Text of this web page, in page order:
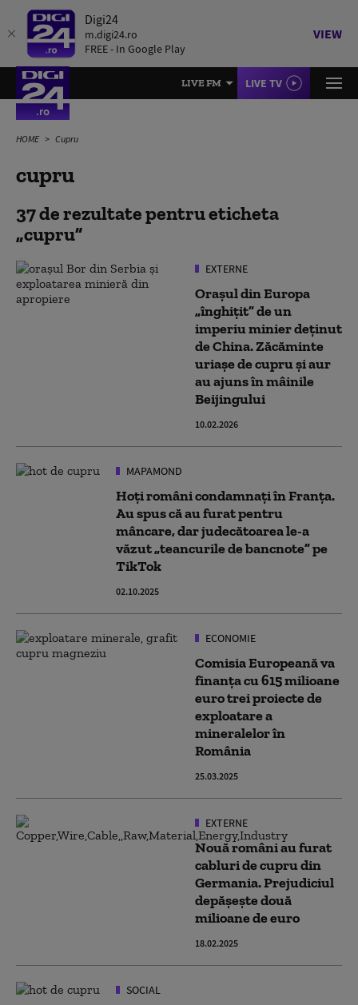
Digi24
m.digi24.ro
FREE - In Google Play
VIEW
LIVE FM LIVE TV
HOME Cupru
cupru
37 de rezultate pentru eticheta
cupru
EXTERNE
Orașul din Europa
„înghițit” de un
imperiu minier deținut
de China. Zăcăminte
uriașe de cupru și aur
au ajuns în mâinile
Beijingului
10.02.2026
MAPAMOND
Hoţi români condamnaţi în Franţa.
Au spus că au furat pentru
mâncare, dar judecătoarea le-a
văzut „teancurile de bancnote” pe
TikTok
02.10.2025
ECONOMIE
Comisia Europeană va
finanţa cu 615 milioane
euro trei proiecte de
exploatare a
mineralelor în
România
25.03.2025
EXTERNE
Nouă români au furat
cabluri de cupru din
Germania. Prejudiciul
depășește două
milioane de euro
18.02.2025
SOCIAL